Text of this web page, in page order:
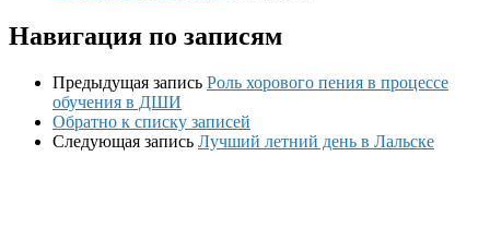
Навигация по записям
Предыдущая запись Роль хорового пения в процессе
обучения в ДШИ
Обратно к списку записей
Следующая запись Лучший летний день в Лальске